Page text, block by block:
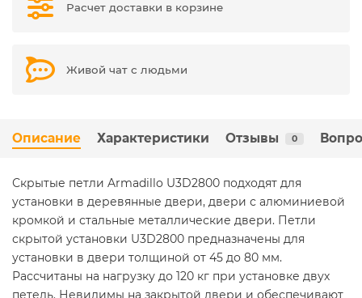
Расчет доставки в корзине
Живой чат с людьми
Описание Характеристики Отзывы 0
Скрытые петли Armadillo U3D2800 подходят для
установки в деревянные двери, двери с алюминиевой
кромкой и стальные металлические двери. Петли
скрытой установки U3D2800 предназначены для
установки в двери толщиной от 45 до 80 мм.
Рассчитаны на нагрузку до 120 кг при установке двух
петель. Невидимы на закрытой двери и обеспечивают